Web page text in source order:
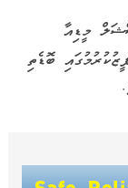
ސޯޝަލް މީޑިއާ
ބޮޑެތި